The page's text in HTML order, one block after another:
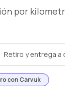
por
Retiro y entrega a
con Carvuk